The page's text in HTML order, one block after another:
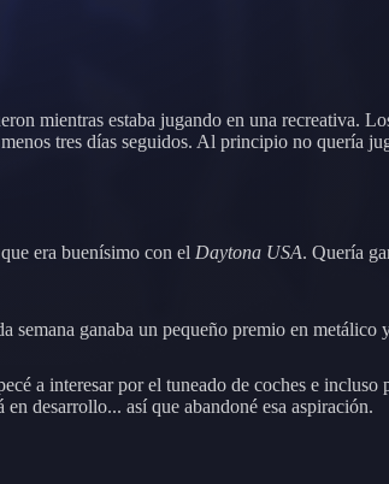
mientras estaba jugando en una recreativa.
tres días seguidos. Al principio no quería
era buenísimo con el Daytona USA. Quería
ganaba un pequeño premio en metálico
a interesar por el tuneado de coches e
desarrollo... así que abandoné esa aspiración.